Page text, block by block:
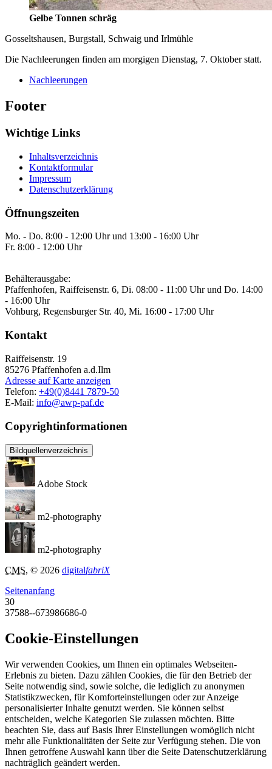
Gelbe Tonnen schräg
Gosseltshausen, Burgstall, Schwaig und Irlmühle
Die Nachleerungen finden am morgigen Dienstag, 7. Oktober statt.
Nachleerungen
Footer
Wichtige Links
Inhaltsverzeichnis
Kontaktformular
Impressum
Datenschutzerklärung
Öffnungszeiten
Mo. - Do. 8:00 - 12:00 Uhr und 13:00 - 16:00 Uhr
Fr. 8:00 - 12:00 Uhr
Behälterausgabe:
Pfaffenhofen, Raiffeisenstr. 6, Di. 08:00 - 11:00 Uhr und Do. 14:00
- 16:00 Uhr
Vohburg, Regensburger Str. 40, Mi. 16:00 - 17:00 Uhr
Kontakt
Raiffeisenstr. 19
85276 Pfaffenhofen a.d.Ilm
Adresse auf Karte anzeigen
Telefon: +49(0)8441 7879-50
E-Mail: info@awp-paf.de
Copyrightinformationen
Bildquellenverzeichnis
Adobe Stock
m2-photography
m2-photography
CMS, © 2026 digitalfabriX
Seitenanfang
30
37588--673986686-0
Cookie-Einstellungen
Wir verwenden Cookies, um Ihnen ein optimales Webseiten-
Erlebnis zu bieten. Dazu zählen Cookies, die für den Betrieb der
Seite notwendig sind, sowie solche, die lediglich zu anonymen
Statistikzwecken, für Komforteinstellungen oder zur Anzeige
personalisierter Inhalte genutzt werden. Sie können selbst
entscheiden, welche Kategorien Sie zulassen möchten. Bitte
beachten Sie, dass auf Basis Ihrer Einstellungen womöglich nicht
mehr alle Funktionalitäten der Seite zur Verfügung stehen. Die von
Ihnen getroffene Auswahl kann über die Seite Datenschutzerklärung
nachträglich geändert werden.